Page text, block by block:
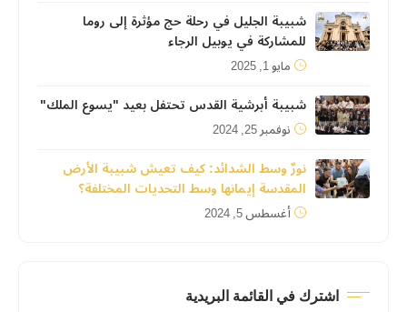
شبيبة الجليل في رحلة حج مؤثرة إلى روما
للمشاركة في يوبيل الرجاء
مايو 1, 2025
شبيبة أبرشية القدس تحتفل بعيد "يسوع الملك"
نوفمبر 25, 2024
نورٌ وسط الشدائد: كيف تعيش شبيبة الأرض
المقدسة إيمانها وسط التحديات المختلفة؟
أغسطس 5, 2024
اشترك في القائمة البريدية